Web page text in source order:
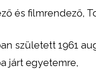
és filmrendező,
született 1961
járt egyetemre,